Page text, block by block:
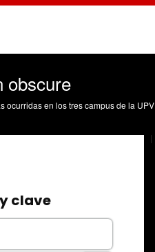
obscure
ocurridas en los tres campus de la UPV